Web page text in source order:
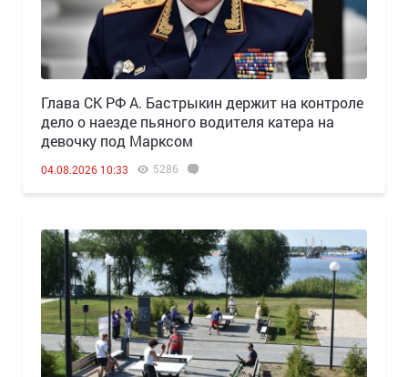
Глава СК РФ А. Бастрыкин держит на контроле
дело о наезде пьяного водителя катера на
девочку под Марксом
04.08.2026 10:33 5286